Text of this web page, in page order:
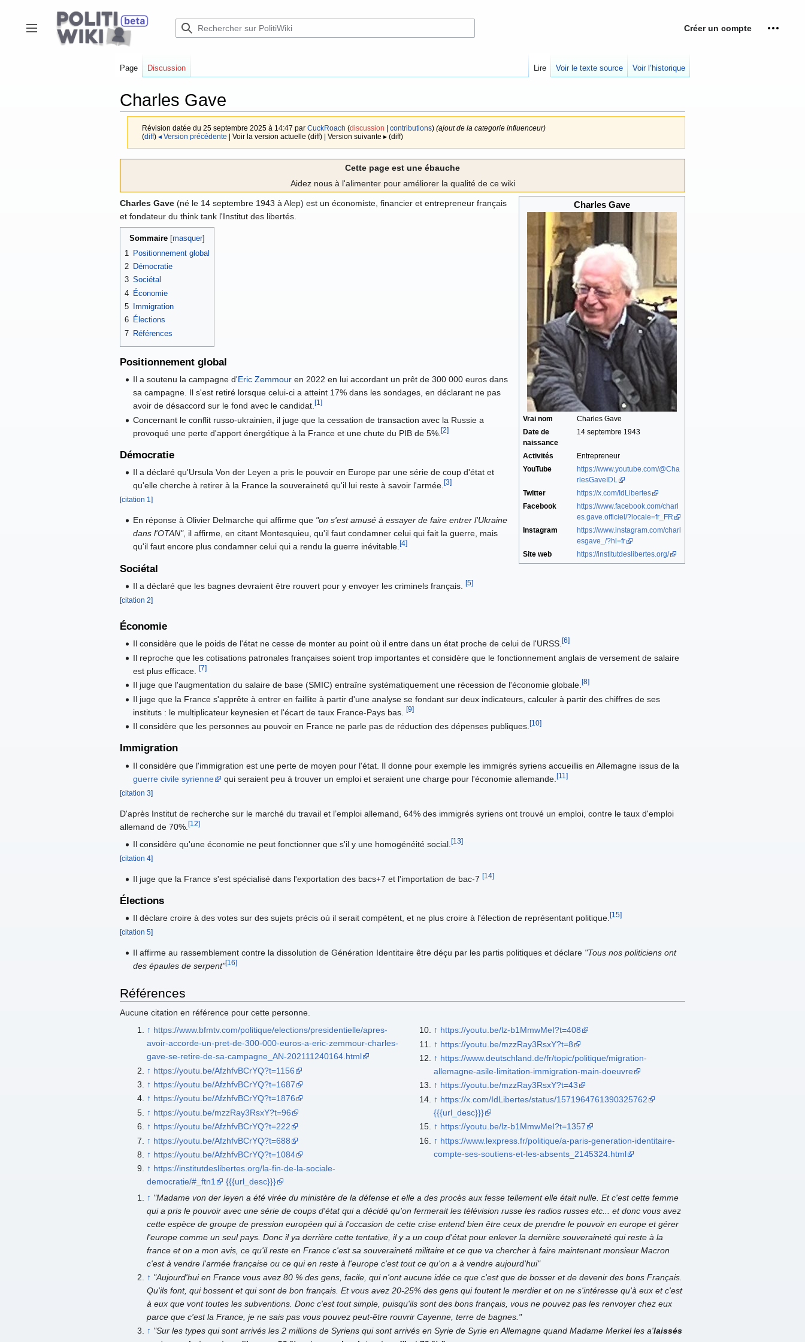
contenu
Afficher / masquer la barre latérale
Créer un compte
Page Discussion Lire Voir le texte source Voir l’historique
Charles Gave
Révision datée du 25 septembre 2025 à 14:47 par CuckRoach (discussion contributions) (ajout de la categorie influenceur)
(diff) ◂ Version précédente | Voir la version actuelle (diff) | Version suivante ▸ (diff)
Cette page est une ébauche
Aidez nous à l'alimenter pour améliorer la qualité de ce wiki
Charles Gave
Vrai nom
Charles Gave
Date de
naissance
14 septembre 1943
Activités
Entrepreneur
YouTube
https://www.youtube.com/@Cha
rlesGaveIDL
Twitter
https://x.com/IdLibertes
Facebook
https://www.facebook.com/charl
es.gave.officiel/?locale=fr_FR
Instagram
https://www.instagram.com/charl
esgave_/?hl=fr
Site web
https://institutdeslibertes.org/
Charles Gave (né le 14 septembre 1943 à Alep) est un économiste, financier et entrepreneur français
et fondateur du think tank l'Institut des libertés.
Sommaire
1
Positionnement global
2 Démocratie
3 Sociétal
4 Économie
5
Immigration
6 Élections
7 Références
Positionnement global
Il a soutenu la campagne d'Eric Zemmour en 2022 en lui accordant un prêt de 300 000 euros dans
sa campagne. Il s'est retiré lorsque celui-ci a atteint 17% dans les sondages, en déclarant ne pas
avoir de désaccord sur le fond avec le candidat.[1]
Concernant le conflit russo-ukrainien, il juge que la cessation de transaction avec la Russie a
provoqué une perte d'apport énergétique à la France et une chute du PIB de 5%.[2]
Démocratie
Il a déclaré qu'Ursula Von der Leyen a pris le pouvoir en Europe par une série de coup d'état et
qu'elle cherche à retirer à la France la souveraineté qu'il lui reste à savoir l'armée.[3]
[citation 1]
En réponse à Olivier Delmarche qui affirme que "on s'est amusé à essayer de faire entrer l'Ukraine
dans l'OTAN", il affirme, en citant Montesquieu, qu'il faut condamner celui qui fait la guerre, mais
qu'il faut encore plus condamner celui qui a rendu la guerre inévitable.[4]
Sociétal
Il a déclaré que les bagnes devraient être rouvert pour y envoyer les criminels français.[5]
[citation 2]
Économie
Il considère que le poids de l'état ne cesse de monter au point où il entre dans un état proche de celui de l'URSS.[6]
Il reproche que les cotisations patronales françaises soient trop importantes et considère que le fonctionnement anglais de versement de salaire
est plus efficace.[7]
Il juge que l'augmentation du salaire de base (SMIC) entraîne systématiquement une récession de l'économie globale.[8]
Il juge que la France s'apprête à entrer en faillite à partir d'une analyse se fondant sur deux indicateurs, calculer à partir des chiffres de ses
instituts : le multiplicateur keynesien et l'écart de taux France-Pays bas.[9]
Il considère que les personnes au pouvoir en France ne parle pas de réduction des dépenses publiques.[10]
Immigration
Il considère que l'immigration est une perte de moyen pour l'état. Il donne pour exemple les immigrés syriens accueillis en Allemagne issus de la
guerre civile syrienne
qui seraient peu à trouver un emploi et seraient une charge pour l'économie allemande.[11]
[citation 3]
D'après Institut de recherche sur le marché du travail et l’emploi allemand, 64% des immigrés syriens ont trouvé un emploi, contre le taux d'emploi
allemand de 70%. [12]
Il considère qu'une économie ne peut fonctionner que s'il y une homogénéité social.[13]
[citation 4]
Il juge que la France s'est spécialisé dans l'exportation des bacs+7 et l'importation de bac-7[14]
Élections
Il déclare croire à des votes sur des sujets précis où il serait compétent, et ne plus croire à l'élection de représentant politique.[15]
[citation 5]
Il affirme au rassemblement contre la dissolution de Génération Identitaire être déçu par les partis politiques et déclare "Tous nos politiciens ont
des épaules de serpent"[16]
Références
Aucune citation en référence pour cette personne.
↑ https://www.bfmtv.com/politique/elections/presidentielle/apres-
avoir-accorde-un-pret-de-300-000-euros-a-eric-zemmour-charles-
gave-se-retire-de-sa-campagne_AN-202111240164.html
↑ https://youtu.be/AfzhfvBCrYQ?t=1156
↑ https://youtu.be/AfzhfvBCrYQ?t=1687
↑ https://youtu.be/AfzhfvBCrYQ?t=1876
↑ https://youtu.be/mzzRay3RsxY?t=96
↑ https://youtu.be/AfzhfvBCrYQ?t=222
↑ https://youtu.be/AfzhfvBCrYQ?t=688
↑ https://youtu.be/AfzhfvBCrYQ?t=1084
↑ https://institutdeslibertes.org/la-fin-de-la-sociale-
democratie/#_ftn1
{{{url_desc}}}
↑ https://youtu.be/lz-b1MmwMeI?t=408
↑ https://youtu.be/mzzRay3RsxY?t=8
↑ https://www.deutschland.de/fr/topic/politique/migration-
allemagne-asile-limitation-immigration-main-doeuvre
↑ https://youtu.be/mzzRay3RsxY?t=43
↑ https://x.com/IdLibertes/status/1571964761390325762
{{{url_desc}}}
↑ https://youtu.be/lz-b1MmwMeI?t=1357
↑ https://www.lexpress.fr/politique/a-paris-generation-identitaire-
compte-ses-soutiens-et-les-absents_2145324.html
↑ "Madame von der leyen a été virée du ministère de la défense et elle a des procès aux fesse tellement elle était nulle. Et c'est cette femme
qui a pris le pouvoir avec une série de coups d'état qui a décidé qu'on fermerait les télévision russe les radios russes etc... et donc vous avez
cette espèce de groupe de pression européen qui à l'occasion de cette crise entend bien être ceux de prendre le pouvoir en europe et gérer
l'europe comme un seul pays. Donc il ya derrière cette tentative, il y a un coup d'état pour enlever la dernière souveraineté qui reste à la
france et on a mon avis, ce qu'il reste en France c'est sa souveraineté militaire et ce que va chercher à faire maintenant monsieur Macron
c'est à vendre l'armée française ou ce qui en reste à l'europe c'est tout ce qu'on a à vendre aujourd'hui"
↑ "Aujourd'hui en France vous avez 80 % des gens, facile, qui n'ont aucune idée ce que c'est que de bosser et de devenir des bons Français.
Qu'ils font, qui bossent et qui sont de bon français. Et vous avez 20-25% des gens qui foutent le merdier et on ne s'intéresse qu'à eux et c'est
à eux que vont toutes les subventions. Donc c'est tout simple, puisqu'ils sont des bons français, vous ne pouvez pas les renvoyer chez eux
parce que c'est la France, je ne sais pas vous pouvez peut-être rouvrir Cayenne, terre de bagnes."
↑ "Sur les types qui sont arrivés les 2 millions de Syriens qui sont arrivés en Syrie de Syrie en Allemagne quand Madame Merkel les a'laissés